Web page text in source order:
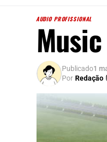
AUDIO PROFISSIONAL
Publicado1
Por Redação